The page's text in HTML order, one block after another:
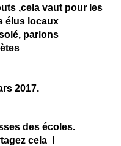
,cela vaut pour les
élus locaux
parlons
2017.
des écoles.
cela !